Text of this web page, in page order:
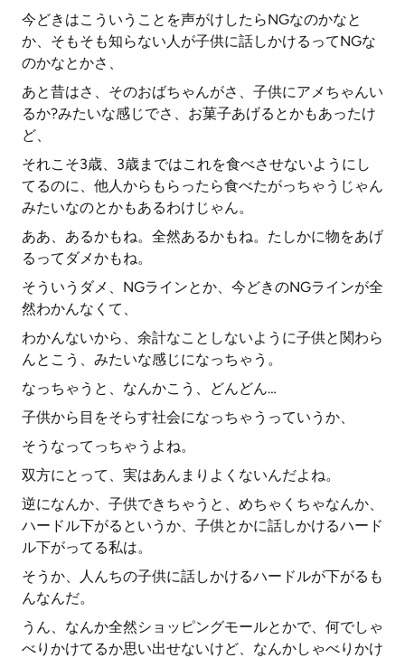
今どきはこういうことを声がけしたらNGなのかなと
か、そもそも知らない人が子供に話しかけるってNGな
のかなとかさ、
あと昔はさ、そのおばちゃんがさ、子供にアメちゃんい
るか?みたいな感じでさ、お菓子あげるとかもあったけ
ど、
それこそ3歳、3歳まではこれを食べさせないようにし
てるのに、他人からもらったら食べたがっちゃうじゃん
みたいなのとかもあるわけじゃん。
ああ、あるかもね。全然あるかもね。たしかに物をあげ
るってダメかもね。
そういうダメ、NGラインとか、今どきのNGラインが全
然わかんなくて、
わかんないから、余計なことしないように子供と関わら
んとこう、みたいな感じになっちゃう。
なっちゃうと、なんかこう、どんどん…
子供から目をそらす社会になっちゃうっていうか、
そうなってっちゃうよね。
双方にとって、実はあんまりよくないんだよね。
逆になんか、子供できちゃうと、めちゃくちゃなんか、
ハードル下がるというか、子供とかに話しかけるハード
ル下がってる私は。
そうか、人んちの子供に話しかけるハードルが下がるも
んなんだ。
うん、なんか全然ショッピングモールとかで、何でしゃ
べりかけてるか思い出せないけど、なんかしゃべりかけ